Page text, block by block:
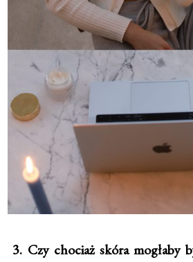
3. Czy chociaż skóra mogłaby